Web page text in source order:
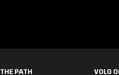
THE PATH VOLG